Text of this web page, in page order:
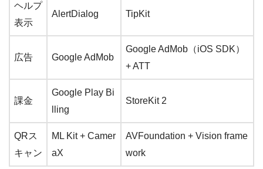
ヘルプ
表示
AlertDialog TipKit
広告 Google AdMob
Google AdMob（iOS SDK）
+ ATT
課金
Google Play Bi
lling
StoreKit 2
QRス
キャン
ML Kit + Camer
aX
AVFoundation + Vision frame
work